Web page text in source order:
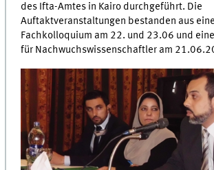
des Ifta-Amtes in Kairo durchgeführt. Die
Auftaktveranstaltungen bestanden aus
Fachkolloquium am 22. und 23.06 und
für Nachwuchswissenschaftler am